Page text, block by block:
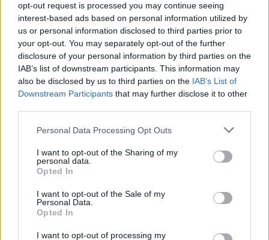
opt-out request is processed you may continue seeing
interest-based ads based on personal information utilized by
us or personal information disclosed to third parties prior to
your opt-out. You may separately opt-out of the further
disclosure of your personal information by third parties on the
IAB’s list of downstream participants. This information may
also be disclosed by us to third parties on the IAB’s List of
Downstream Participants that may further disclose it to other
Personal Data Processing Opt Outs
I want to opt-out of the Sharing of my
personal data.
Opted In
I want to opt-out of the Sale of my
Personal Data.
Opted In
I want to opt-out of processing my
Eladó adatai
Eladó:BÁV ART Aukciósház és
Galéria
Cím: BÁV ZRt.
1027 Budapest, Csalogány u.
23-33.
Telefon: (06 1) 331 0513
Weboldal: http://bav-art.hu
Bemutatkozás: Az ország legnagyobb múltú, 240 esztendeje
jogfolytonosan működő magyar vállalkozásaként a BÁV ZRt.
óriási tapasztalatával, szakmai tekintélyével és
műkereskedelem meghatározó szereplője. A 2007-ben
megújult BÁV Aukciósház mára a magyarországi
és árverési központtá vált. . Hazánk legnagyobb